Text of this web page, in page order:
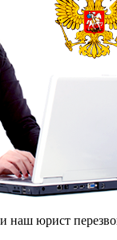
наш юрист